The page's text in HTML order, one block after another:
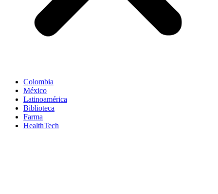
Colombia
México
Latinoamérica
Biblioteca
Farma
HealthTech